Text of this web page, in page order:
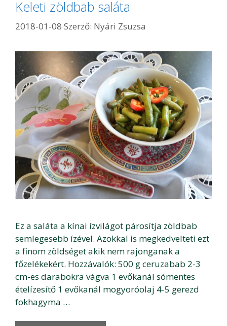
Keleti zöldbab saláta
2018-01-08 Szerző: Nyári Zsuzsa
Ez a saláta a kínai ízvilágot párosítja zöldbab
semlegesebb ízével. Azokkal is megkedvelteti ezt
a finom zöldséget akik nem rajonganak a
főzelékekért. Hozzávalók: 500 g ceruzabab 2-3
cm-es darabokra vágva 1 evőkanál sómentes
ételízesítő 1 evőkanál mogyoróolaj 4-5 gerezd
fokhagyma …